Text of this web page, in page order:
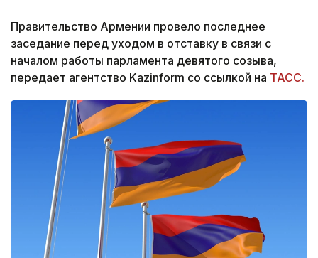
Правительство Армении провело последнее
заседание перед уходом в отставку в связи с
началом работы парламента девятого созыва,
передает агентство Kazinform со ссылкой на ТАСС.